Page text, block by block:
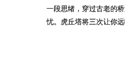
一段思绪，穿过古老的
忧。虎丘塔将三次让你